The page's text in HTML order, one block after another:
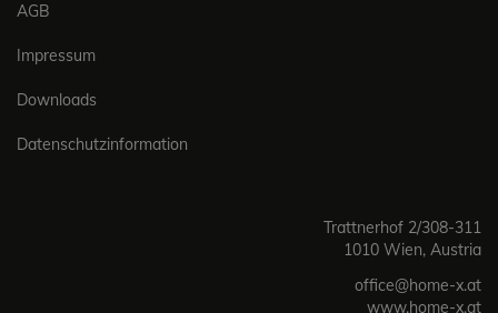
AGB
Impressum
Downloads
Datenschutzinformation
Trattnerhof 2/308-311
1010 Wien, Austria
office@home-x.at
www.home-x.at